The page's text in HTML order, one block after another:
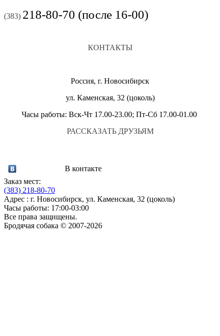
(383) 218-80-70 (после 16-00)
КОНТАКТЫ
Россия, г. Новосибирск
ул. Каменская, 32 (цоколь)
Часы работы: Вск-Чт 17.00-23.00; Пт-Сб 17.00-01.00
РАССКАЗАТЬ ДРУЗЬЯМ
В контакте
Заказ мест:
(383) 218-80-70
Адрес : г. Новосибирск, ул. Каменская, 32 (цоколь)
Часы работы: 17:00-03:00
Все права защищены.
Бродячая собака © 2007-2026